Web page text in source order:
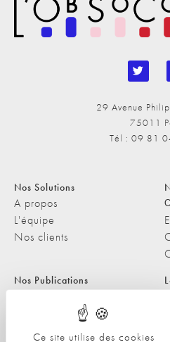
Ce site utilise des cookies
29 Avenue
75011
Tél : 09 81
Nos Solutions
A propos
L'équipe
Nos clients
Nos Publications
Les Podcasts de L'ObSoCo
L'ObSoCo dans les médias